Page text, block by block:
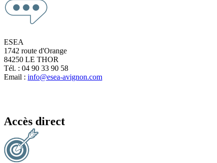
ESEA
1742 route d'Orange
84250 LE THOR
Tél. : 04 90 33 90 58
Email : info@esea-avignon.com
Accès direct